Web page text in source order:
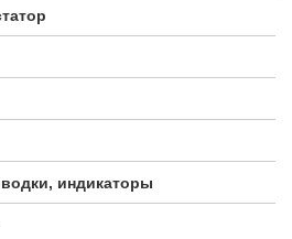
индикаторы